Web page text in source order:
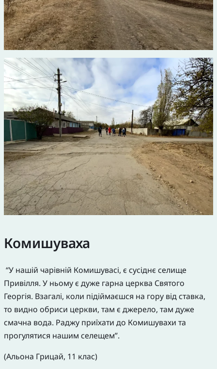
Комишуваха
“У нашій чарівній Комишувасі, є сусіднє селище
Привілля. У ньому є дуже гарна церква Святого
Георгія. Взагалі, коли підіймаєшся на гору від ставка,
то видно обриси церкви, там є джерело, там дуже
смачна вода. Раджу приїхати до Комишувахи та
прогулятися нашим селещем”.
(Альона Грицай, 11 клас)